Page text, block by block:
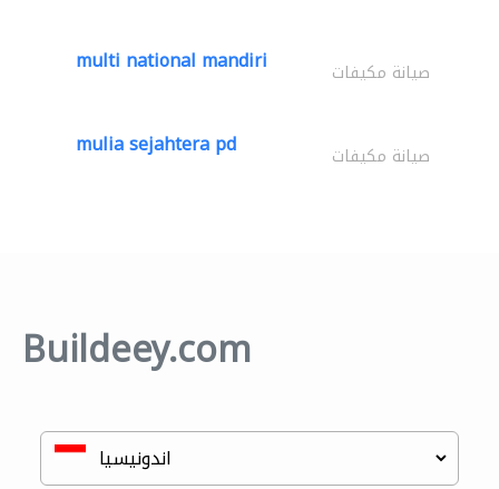
multi national mandiri صيانة مكيفات
mulia sejahtera pd صيانة مكيفات
Buildeey.com